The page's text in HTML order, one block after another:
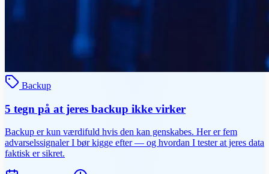
Backup
5 tegn på at jeres backup ikke virker
Backup er kun værdifuld hvis den kan genskabes. Her er fem
advarselssignaler I bør kigge efter — og hvordan I tester at jeres data
faktisk er sikret.